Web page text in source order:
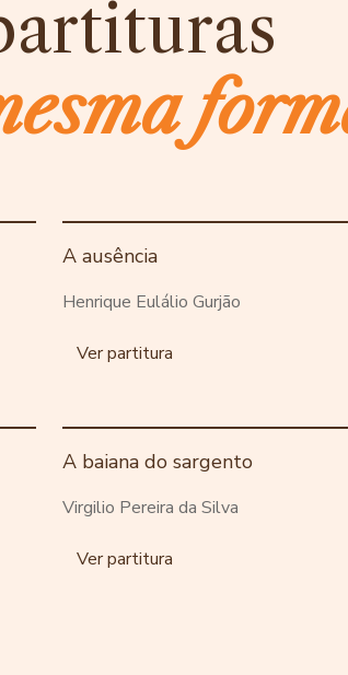
A ausência
Henrique Eulálio Gurjão
Ver partitura
A baiana do sargento
Virgilio Pereira da Silva
Ver partitura